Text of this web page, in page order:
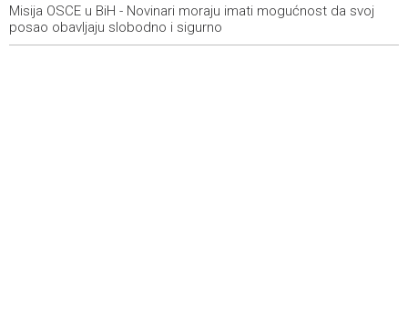
11:20
Misija OSCE u BiH - Novinari moraju imati mogućnost da
svoj posao obavljaju slobodno i sigurno
Misija OSCE u BiH - Novinari moraju imati mogućnost da svoj
posao obavljaju slobodno i sigurno